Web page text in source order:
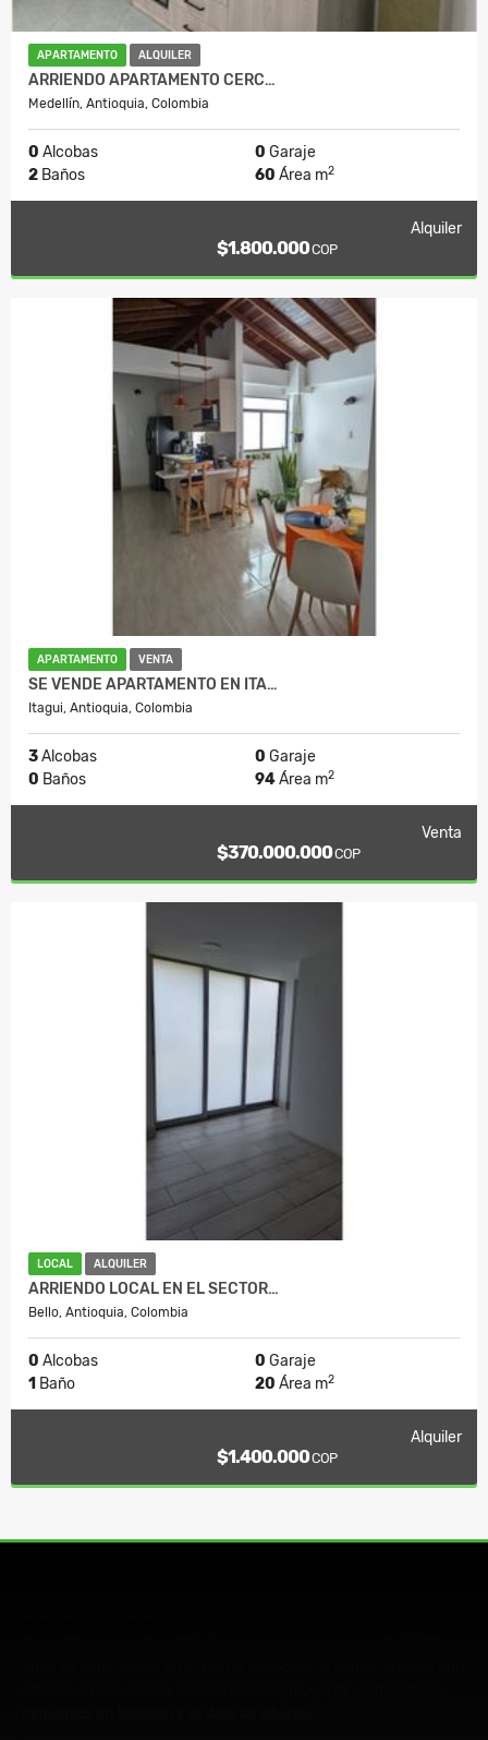
APARTAMENTO ALQUILER
ARRIENDO APARTAMENTO CERC…
Medellín, Antioquia, Colombia
0 Alcobas 0 Garaje
2 Baños 60 Área m2
Alquiler
$1.800.000COP
APARTAMENTO VENTA
SE VENDE APARTAMENTO EN ITA…
Itagui, Antioquia, Colombia
3Alcobas 0 Garaje
0 Baños 94Área m2
Venta
$370.000.000COP
LOCAL ALQUILER
ARRIENDO LOCAL EN EL SECTOR…
Bello, Antioquia, Colombia
0 Alcobas 0 Garaje
1 Baño 20 Área m2
Alquiler
$1.400.000COP